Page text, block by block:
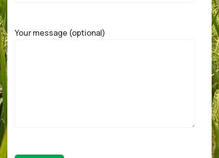
Your message (optional)